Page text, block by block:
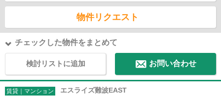
物件リクエスト
チェックした物件をまとめて
検討リストに追加 お問い合わせ
賃貸｜マンション エスライズ難波EAST